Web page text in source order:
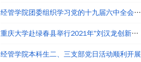
经管学院团委组织学习党的十九届六中全会精神
重庆大学赴绿春县举行2021年“刘汉龙创新团队龙之梦”奖助学金颁发仪式
经管学院本科生二、三支部党日活动顺利开展